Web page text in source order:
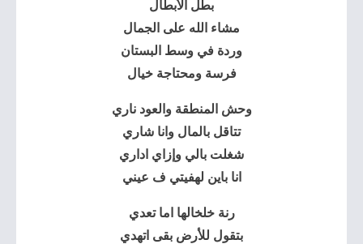
بطل الأبطال
مشاء الله على الجمال
وردة في وسط البستان
فرسة ومحتاجة خيال
وحش المنطقة والعود ناري
تتاقل بالمال وانا شاري
شغلت بالي وإزاي اداري
انا باين لهفيتي ف عيني
رنة خلخالها اما تعدي
بتقول للأرض بقى اتهدي